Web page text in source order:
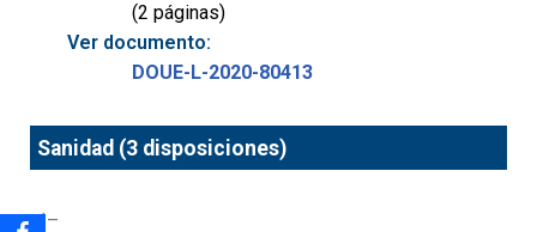
(2 páginas)
Ver documento:
DOUE-L-2020-80413
Sanidad (3 disposiciones)
<!–